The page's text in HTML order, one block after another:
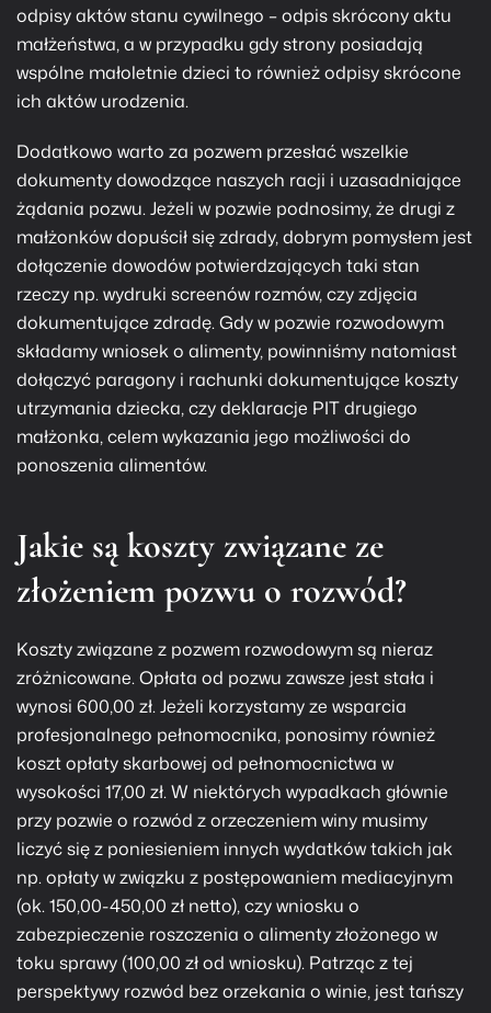
odpisy aktów stanu cywilnego – odpis skrócony aktu
małżeństwa, a w przypadku gdy strony posiadają
wspólne małoletnie dzieci to również odpisy skrócone
ich aktów urodzenia.
Dodatkowo warto za pozwem przesłać wszelkie
dokumenty dowodzące naszych racji i uzasadniające
żądania pozwu. Jeżeli w pozwie podnosimy, że drugi z
małżonków dopuścił się zdrady, dobrym pomysłem jest
dołączenie dowodów potwierdzających taki stan
rzeczy np. wydruki screenów rozmów, czy zdjęcia
dokumentujące zdradę. Gdy w pozwie rozwodowym
składamy wniosek o alimenty, powinniśmy natomiast
dołączyć paragony i rachunki dokumentujące koszty
utrzymania dziecka, czy deklaracje PIT drugiego
małżonka, celem wykazania jego możliwości do
ponoszenia alimentów.
Jakie są koszty związane ze
złożeniem pozwu o rozwód?
Koszty związane z pozwem rozwodowym są nieraz
zróżnicowane. Opłata od pozwu zawsze jest stała i
wynosi 600,00 zł. Jeżeli korzystamy ze wsparcia
profesjonalnego pełnomocnika, ponosimy również
koszt opłaty skarbowej od pełnomocnictwa w
wysokości 17,00 zł. W niektórych wypadkach głównie
przy pozwie o rozwód z orzeczeniem winy musimy
liczyć się z poniesieniem innych wydatków takich jak
np. opłaty w związku z postępowaniem mediacyjnym
(ok. 150,00-450,00 zł netto), czy wniosku o
zabezpieczenie roszczenia o alimenty złożonego w
toku sprawy (100,00 zł od wniosku). Patrząc z tej
perspektywy rozwód bez orzekania o winie, jest tańszy